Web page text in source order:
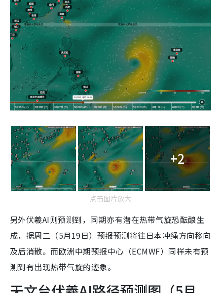
+2
点击图片放大
另外伏羲AI则预测到，同期亦有潜在热带气旋恐酝酿生
成，据周二（5月19日）预报预测将往日本冲绳方向移向
及后消散。而欧洲中期预报中心（ECMWF）同样未有预
测到有出现热带气旋的迹象。